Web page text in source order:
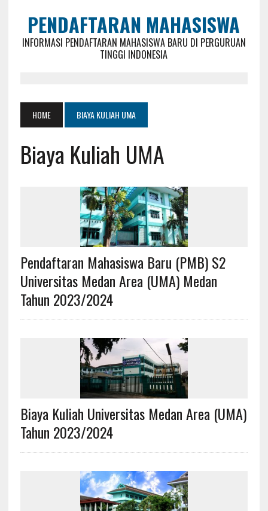
PENDAFTARAN MAHASISWA
INFORMASI PENDAFTARAN MAHASISWA BARU DI PERGURUAN
TINGGI INDONESIA
HOME BIAYA KULIAH UMA
Biaya Kuliah UMA
Pendaftaran Mahasiswa Baru (PMB) S2
Universitas Medan Area (UMA) Medan
Tahun 2023/2024
Biaya Kuliah Universitas Medan Area (UMA)
Tahun 2023/2024